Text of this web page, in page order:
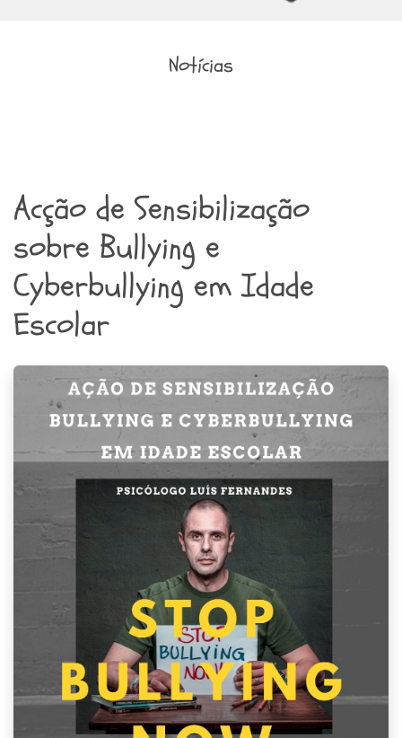
Notícias
Acção de Sensibilização
sobre Bullying e
Cyberbullying em Idade
Escolar